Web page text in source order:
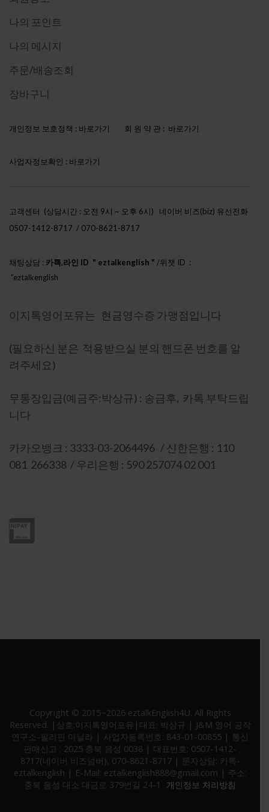
나의 포인트
나의 메시지
주문/배송조회
장바구니
개인정보 보호정책 : 바로가기 회 원 약 관 : 바로가기
사업자정보확인 : 바로가기
고객센터 (상담시간 : 오전 9시 ~ 오후 6시) 네이버 비즈(biz) 유선전화
0507-1412-8717 / 070-8621-8717
채팅상담 : 카톡,라인 ID " eztalkenglish " /위챗 ID :
"eztalkenglish
이지톡영어포유는 현금영수증 가맹점입니다
(필요하신 분은 적용받으실 분의 핸드폰 번호를 알
려주세요)
무통장입금(예금주:박상규) : 송금후, 카톡 부탁드립
니다
카카오뱅크 : 3333-03-2064496 / 신한은행 : 110
081 266338 / 우리은행 : 590 257074 02 001
Copyright © 2015~2026 eztalkEnglish4U. All Rights
Reserved. |상호:이지톡영어포유|대표: 박상규 | J&M 영어 공작
연구소-필리핀 마닐라 | 사업자등록번호: 843-01-00855 | 통신
판매신고 : 2025 충북 음성 0038 | 대표번호: 0507-1412-
8717(네이버 비즈넘버), 070-8621-8717 | 문자상담: 카톡-
eztalkenglish | E-Mail: eztalkenglish888@gmail.com | 주소:
충북 음성 대소 대금로 379번길 24-1
개인정보 처리방침